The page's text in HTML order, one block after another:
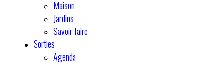
Maison
Jardins
Savoir faire
Sorties
Agenda